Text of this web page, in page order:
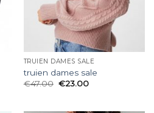
TRUIEN DAMES SALE
truien dames sale
€47.00 €23.00